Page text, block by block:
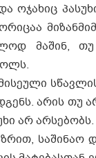
ოჯახიც
მაშინ, თუ
არის თუ
არ არ­სე­ბობს.
სა­ში­ნაო